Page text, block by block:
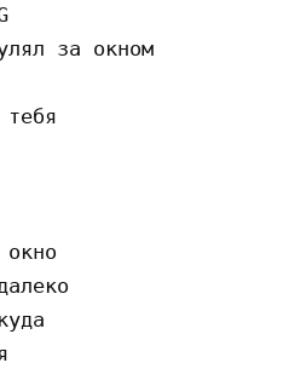
за окном